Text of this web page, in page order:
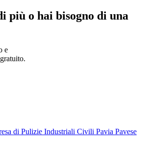
più o hai bisogno di una
e